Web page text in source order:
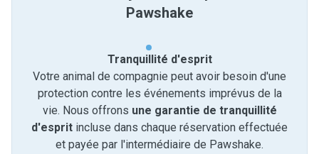
Pawshake
Tranquillité d'esprit
Votre animal de compagnie peut avoir besoin d'une
protection contre les événements imprévus de la
vie. Nous offrons une garantie de tranquillité
d'esprit incluse dans chaque réservation effectuée
et payée par l'intermédiaire de Pawshake.